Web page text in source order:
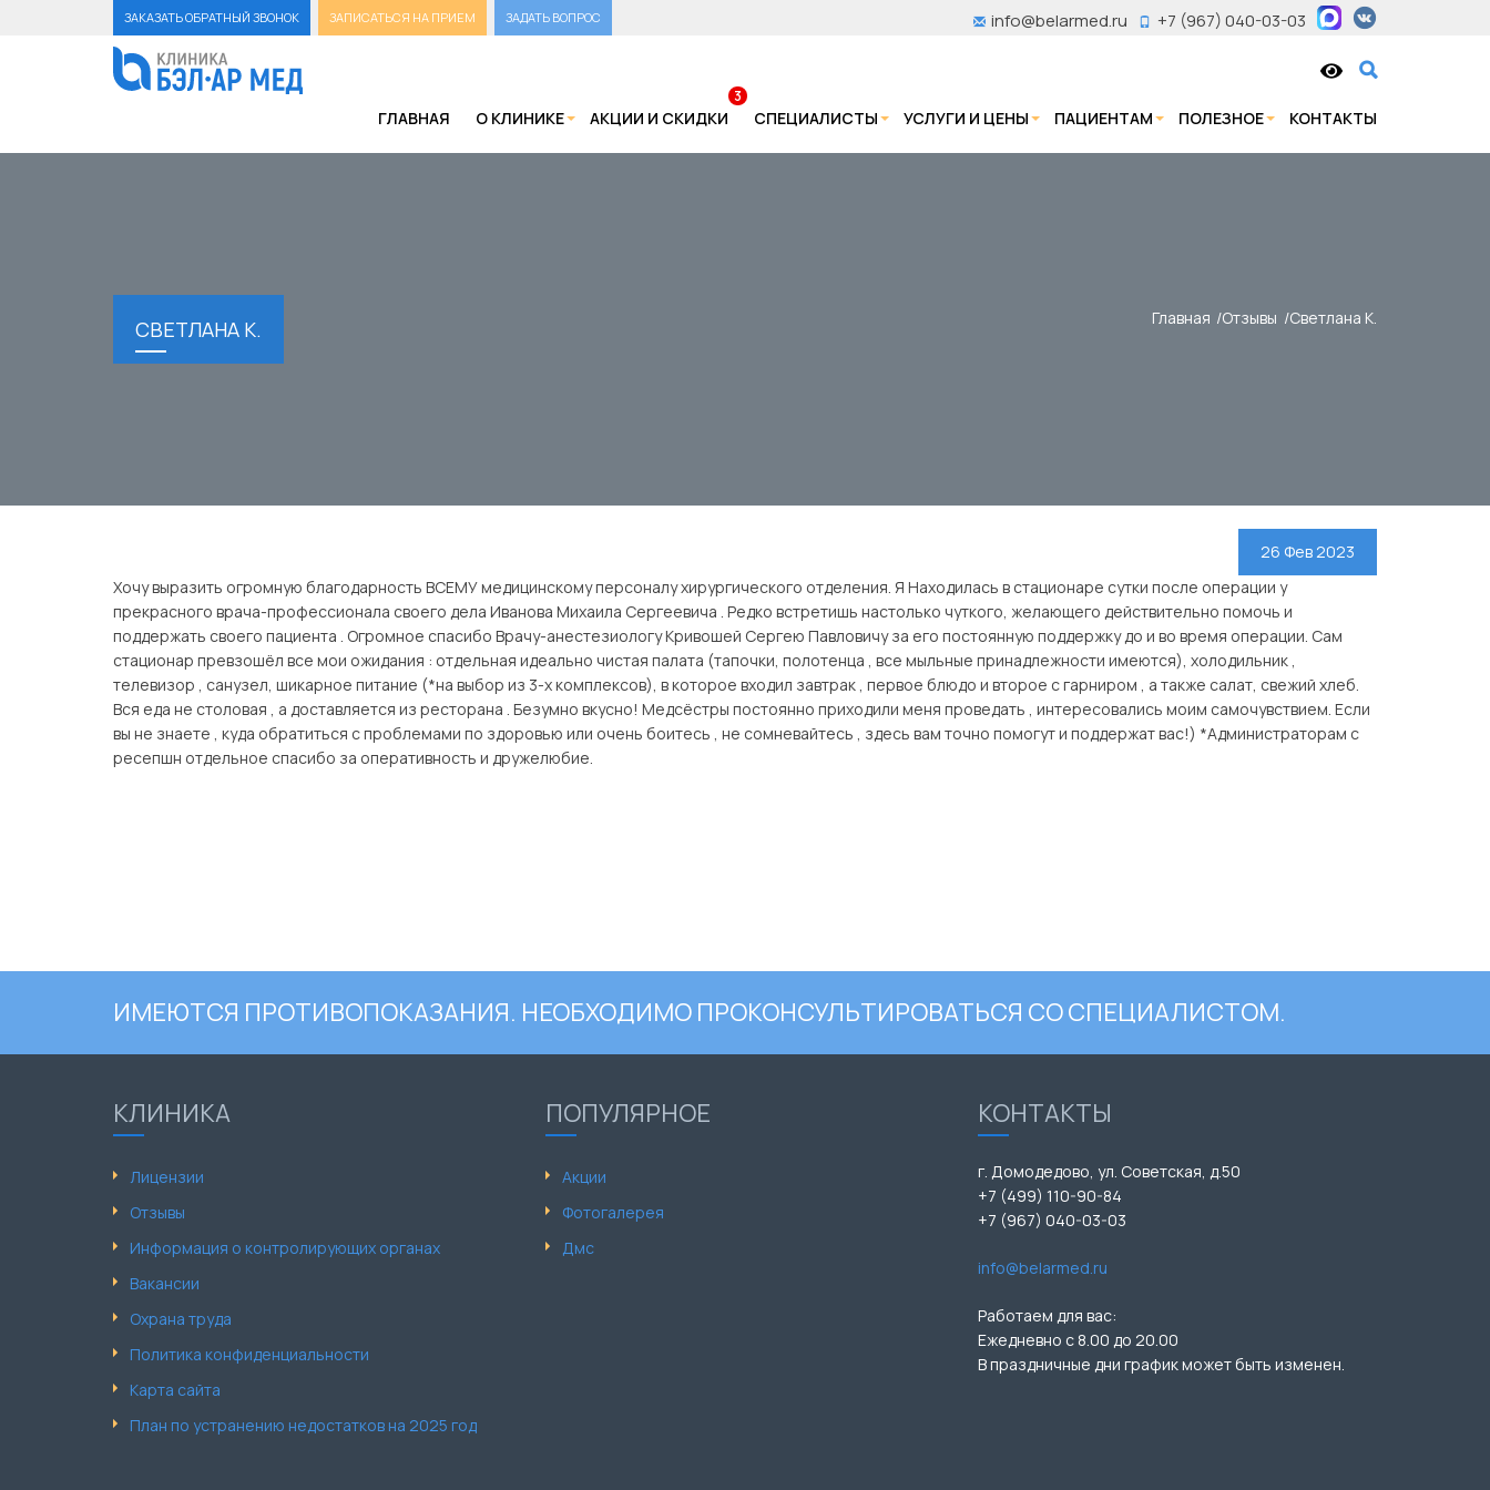
ЗАКАЗАТЬ ОБРАТНЫЙ ЗВОНОК ЗАПИСАТЬСЯ НА ПРИЕМ ЗАДАТЬ ВОПРОС +7 (967) 040-03-03
info@belarmed.ru
ГЛАВНАЯ О КЛИНИКЕ АКЦИИ И СКИДКИ
3
СПЕЦИАЛИСТЫ УСЛУГИ И ЦЕНЫ ПАЦИЕНТАМ ПОЛЕЗНОЕ КОНТАКТЫ
СВЕТЛАНА К. Главная Отзывы Светлана К.
26 Фев 2023
Хочу выразить огромную благодарность ВСЕМУ медицинскому персоналу хирургического отделения. Я Находилась в стационаре сутки после операции у
прекрасного врача-профессионала своего дела Иванова Михаила Сергеевича . Редко встретишь настолько чуткого, желающего действительно помочь и
поддержать своего пациента . Огромное спасибо Врачу-анестезиологу Кривошей Сергею Павловичу за его постоянную поддержку до и во время операции. Сам
стационар превзошёл все мои ожидания : отдельная идеально чистая палата (тапочки, полотенца , все мыльные принадлежности имеются), холодильник ,
телевизор , санузел, шикарное питание (*на выбор из 3-х комплексов), в которое входил завтрак , первое блюдо и второе с гарниром , а также салат, свежий хлеб.
Вся еда не столовая , а доставляется из ресторана . Безумно вкусно! Медсёстры постоянно приходили меня проведать , интересовались моим самочувствием. Если
вы не знаете , куда обратиться с проблемами по здоровью или очень боитесь , не сомневайтесь , здесь вам точно помогут и поддержат вас!) *Администраторам с
ресепшн отдельное спасибо за оперативность и дружелюбие.
ИМЕЮТСЯ ПРОТИВОПОКАЗАНИЯ. НЕОБХОДИМО ПРОКОНСУЛЬТИРОВАТЬСЯ СО СПЕЦИАЛИСТОМ.
КЛИНИКА
Лицензии
Отзывы
Информация о контролирующих органах
Вакансии
Охрана труда
Политика конфиденциальности
Карта сайта
План по устранению недостатков на 2025 год
ПОПУЛЯРНОЕ
Акции
Фотогалерея
Дмс
КОНТАКТЫ
г. Домодедово, ул. Советская, д.50
+7 (499) 110-90-84
+7 (967) 040-03-03
info@belarmed.ru
Работаем для вас:
Ежедневно с 8.00 до 20.00
В праздничные дни график может быть изменен.